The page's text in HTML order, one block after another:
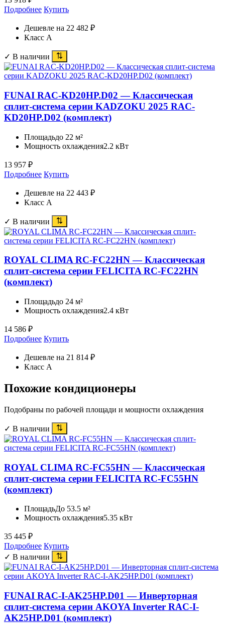
Подробнее Купить
Дешевле на 22 482 ₽
Класс A
✓ В наличии
FUNAI RAC-KD20HP.D02 — Классическая
сплит-система серии KADZOKU 2025 RAC-
KD20HP.D02 (комплект)
Площадьдо 22 м²
Мощность охлаждения2.2 кВт
13 957 ₽
Подробнее Купить
Дешевле на 22 443 ₽
Класс A
✓ В наличии
ROYAL CLIMA RC-FC22HN — Классическая
сплит-система серии FELICITA RC-FC22HN
(комплект)
Площадьдо 24 м²
Мощность охлаждения2.4 кВт
14 586 ₽
Подробнее Купить
Дешевле на 21 814 ₽
Класс A
Похожие кондиционеры
Подобраны по рабочей площади и мощности охлаждения
✓ В наличии
ROYAL CLIMA RC-FC55HN — Классическая
сплит-система серии FELICITA RC-FC55HN
(комплект)
ПлощадьДо 53.5 м²
Мощность охлаждения5.35 кВт
35 445 ₽
Подробнее Купить
✓ В наличии
FUNAI RAC-I-AK25HP.D01 — Инверторная
сплит-система серии AKOYA Inverter RAC-I-
AK25HP.D01 (комплект)